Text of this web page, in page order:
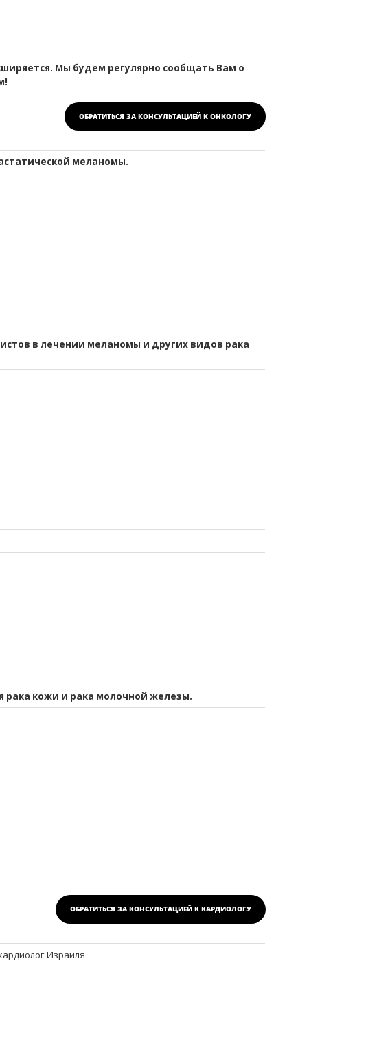
Мы будем регулярно сообщать Вам о
ОБРАТИТЬСЯ ЗА КОНСУЛЬТАЦИЕЙ К ОНКОЛОГУ
меланомы.
в лечении меланомы и других видов рака
рака кожи и рака молочной железы.
ОБРАТИТЬСЯ ЗА КОНСУЛЬТАЦИЕЙ К КАРДИОЛОГУ
Израиля